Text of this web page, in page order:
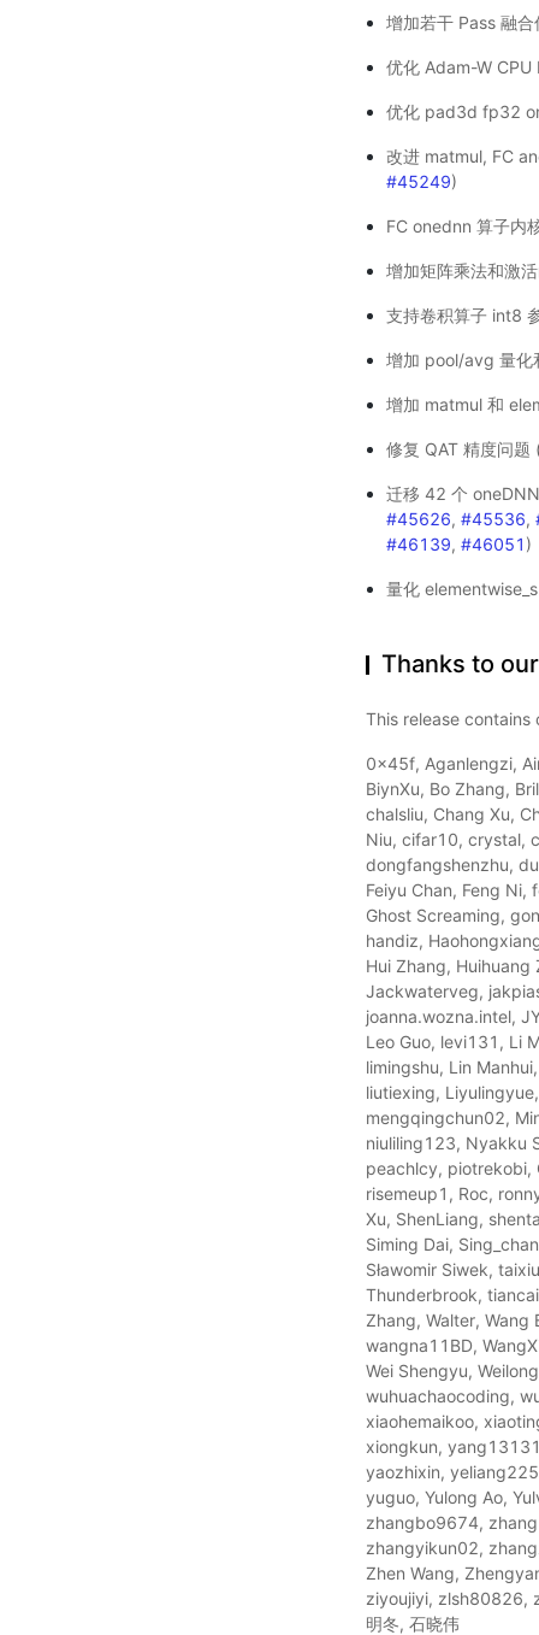
增加若干 Pass 融合
优化 Adam-W CPU
优化 pad3d fp32
改进 matmul, FC
#45249)
FC onednn 算子内
增加矩阵乘法和激
支持卷积算子 int8
增加 pool/avg 量化
增加 matmul 和
修复 QAT 精度问题
迁移 42 个
#45626, #45536,
#46139, #46051 )
量化
Thanks to
This release
0x45f, Aganlengzi,
BiynXu, Bo Zhang,
chalsliu, Chang Xu,
Niu, cifar10, crystal,
dongfangshenzhu,
Feiyu Chan, Feng
Ghost Screaming,
handiz,
Hui Zhang,
Jackwaterveg,
joanna.wozna.intel,
Leo Guo, levi131, Li
limingshu, Lin
liutiexing,
mengqingchun02,
niuliling123, Nyakku
peachlcy, piotrekobi,
risemeup1, Roc,
Xu, ShenLiang,
Siming Dai,
Sławomir Siwek,
Thunderbrook,
Zhang, Walter,
wangna11BD,
Wei Shengyu,
wuhuachaocoding,
xiaohemaikoo,
xiongkun,
yaozhixin,
yuguo, Yulong Ao,
zhangbo9674,
zhangyikun02,
Zhen Wang,
ziyoujiyi, zlsh80826,
明冬, 石晓伟